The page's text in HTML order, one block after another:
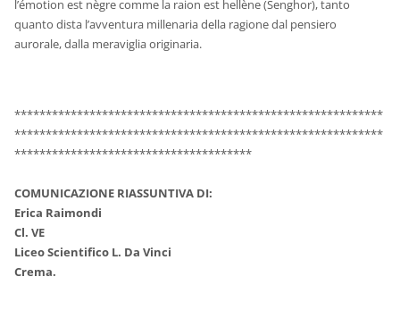
l’émotion est nègre comme la raion est hellène (Senghor), tanto
quanto dista l’avventura millenaria della ragione dal pensiero
aurorale, dalla meraviglia originaria.
***********************************************************
***********************************************************
**************************************
COMUNICAZIONE RIASSUNTIVA DI:
Erica Raimondi
Cl. VE
Liceo Scientifico L. Da Vinci
Crema.